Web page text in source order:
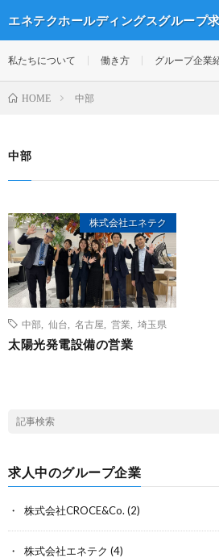
エネテクホールディングスグループ
私たちについて 働き方 グループ企業
HOME 中部
中部
株式会社エネテク
中部 仙台 名古屋 営業 埼玉県
太陽光発電設備の営業
求人中のグループ企業
株式会社CROCE&Co. (2)
株式会社エネテク (4)